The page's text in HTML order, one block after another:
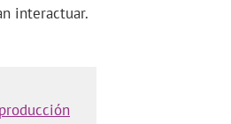
interactuar.